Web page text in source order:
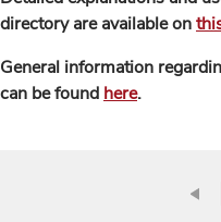
directory are available on
General information
can be found here.